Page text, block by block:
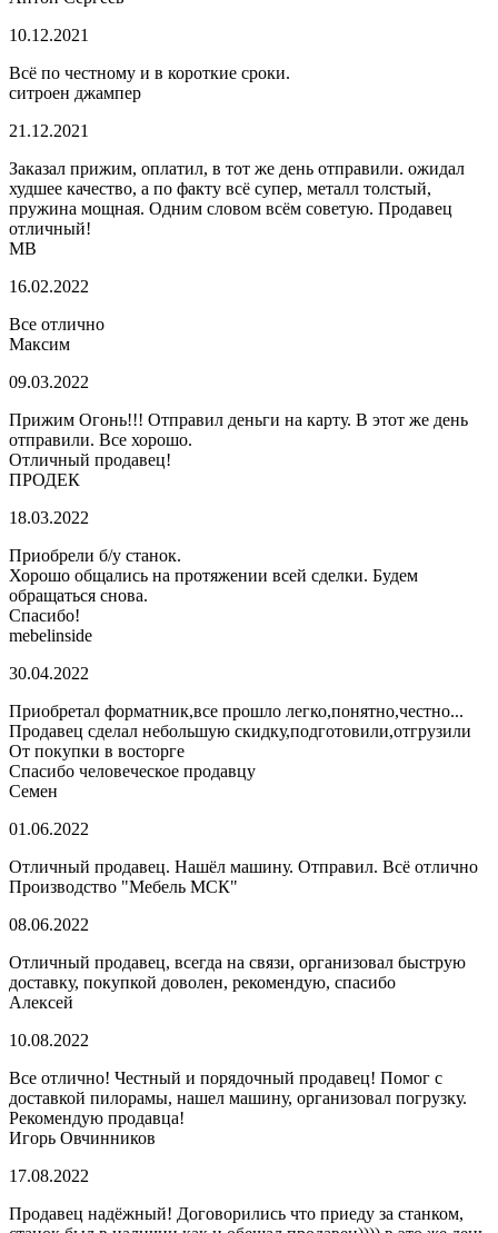
10.12.2021
Всё по честному и в короткие сроки.
ситроен джампер
21.12.2021
Заказал прижим, оплатил, в тот же день отправили. ожидал
худшее качество, а по факту всё супер, металл толстый,
пружина мощная. Одним словом всём советую. Продавец
отличный!
МВ
16.02.2022
Все отлично
Максим
09.03.2022
Прижим Огонь!!! Отправил деньги на карту. В этот же день
отправили. Все хорошо.
Отличный продавец!
ПРОДЕК
18.03.2022
Приобрели б/у станок.
Хорошо общались на протяжении всей сделки. Будем
обращаться снова.
Спасибо!
mebelinside
30.04.2022
Приобретал форматник,все прошло легко,понятно,честно...
Продавец сделал небольшую скидку,подготовили,отгрузили
От покупки в восторге
Спасибо человеческое продавцу
Семен
01.06.2022
Отличный продавец. Нашёл машину. Отправил. Всё отлично
Производство "Мебель МСК"
08.06.2022
Отличный продавец, всегда на связи, организовал быструю
доставку, покупкой доволен, рекомендую, спасибо
Алексей
10.08.2022
Все отлично! Честный и порядочный продавец! Помог с
доставкой пилорамы, нашел машину, организовал погрузку.
Рекомендую продавца!
Игорь Овчинников
17.08.2022
Продавец надёжный! Договорились что приеду за станком,